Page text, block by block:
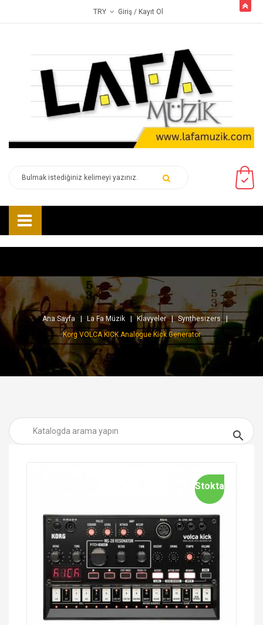
TRY Giriş / Kayıt Ol
Ana Sayfa La Fa Müzik Klavyeler
Synthesizers
Korg VOLCA KICK Analogue Kick Generator

Stokta